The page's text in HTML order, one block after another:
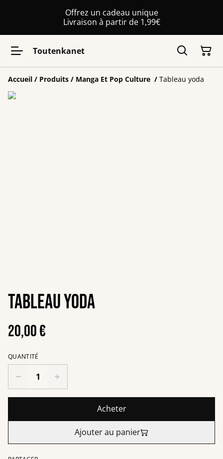
Offrez un cadeau unique
Livraison à partir de 1,99€
Toutenkanet
Accueil / Produits / Manga Et Pop Culture / Tableau yoda
Tableau yoda
20,00 €
QUANTITÉ
Acheter
Ajouter au panier